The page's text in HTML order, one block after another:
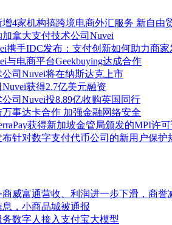
增4家机构搞跨境电商外汇服务 新自由
拿大支付技术公司Nuvei
携手IDC发布：支付创新如何助力商家
与电商平台Geekbuying达成合作
司Nuvei将在纳斯达克上市
获得2.7亿美元融资
司Nuvei投8.89亿收购英国同行
事达卡合作 加强金融网络安全
获得新加坡金管局颁发的MPI许
针对数字支付代币公司的新用户保护
威富通营收、利润进一步下滑，商誉
，小商品城被通报
数字人接入支付宝大模型